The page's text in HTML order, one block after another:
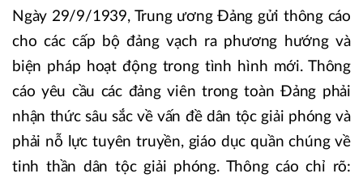
Ngày 29/9/1939, Trung ương Đảng gửi thông cáo
cho các cấp bộ đảng vạch ra phương hướng và
biện pháp hoạt động trong tình hình mới. Thông
cáo yêu cầu các đảng viên trong toàn Đảng phải
nhận thức sâu sắc về vấn đề dân tộc giải phóng và
phải nỗ lực tuyên truyền, giáo dục quần chúng về
tinh thần dân tộc giải phóng. Thông cáo chỉ rõ: